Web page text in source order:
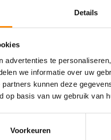
Details
advertenties te
we informatie over uw
kunnen deze
op basis van uw gebruik van
Voorkeuren